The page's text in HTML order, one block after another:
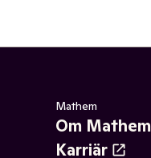
Mathem
Om Mathem
Karriär